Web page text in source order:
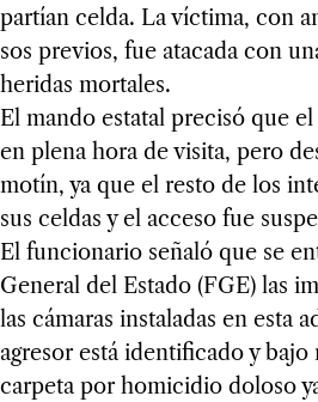
par­tían celda. La víc­tima, con
sos pre­vios, fue ata­cada con
heri­das mor­ta­les.
El mando esta­tal pre­cisó que
en plena hora de visita, pero
motín, ya que el resto de los
sus cel­das y el acceso fue
El fun­cio­na­rio señaló que se
Gene­ral del Estado (FGE) las
las cáma­ras ins­ta­la­das en esta
agre­sor está iden­ti­fi­cado y bajo
car­peta por homi­ci­dio doloso